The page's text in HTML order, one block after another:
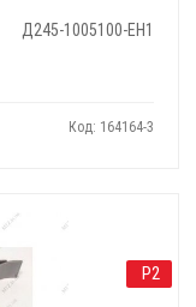
Д245-1005100-ЕН1
Код: 164164-3
Р2